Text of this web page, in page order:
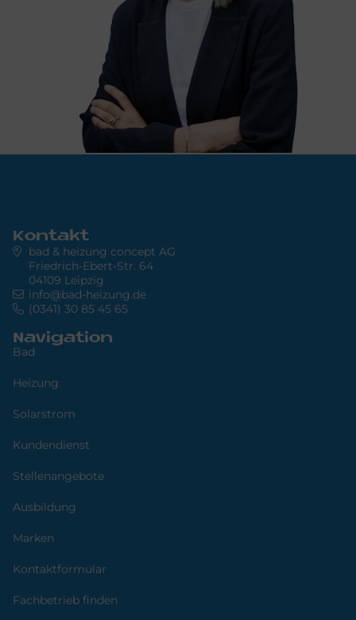
Kontakt
bad & heizung concept AG
Friedrich-Ebert-Str. 64
04109 Leipzig
info@bad-heizung.de
(0341) 30 85 45 65
Navigation
Bad
Heizung
Solarstrom
Kundendienst
Stellenangebote
Ausbildung
Marken
Kontaktformular
Fachbetrieb finden